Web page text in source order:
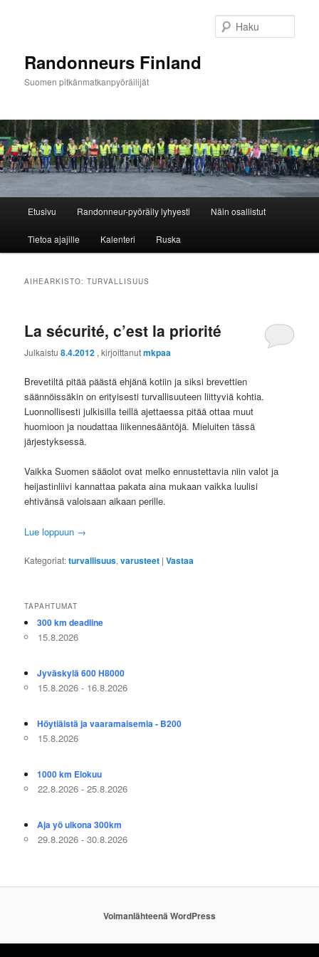
Randonneurs Finland
Suomen pitkänmatkanpyöräilijät
Etusivu Randonneur-pyöräily lyhyesti Näin osallistut
Tietoa ajajille Kalenteri Ruska
AIHEARKISTO:TURVALLISUUS
La sécurité, c’est la priorité
Julkaistu8.4.2012 , kirjoittanutmkpaa
Brevetiltä pitää päästä ehjänä kotiin ja siksi brevettien
säännöissäkin on erityisesti turvallisuuteen liittyviä kohtia.
Luonnollisesti julkisilla teillä ajettaessa pitää ottaa muut
huomioon ja noudattaa liikennesääntöjä. Mieluiten tässä
järjestyksessä.
Vaikka Suomen sääolot ovat melko ennustettavia niin valot ja
heijastinliivi kannattaa pakata aina mukaan vaikka luulisi
ehtivänsä valoisaan aikaan perille.
Lue loppuun →
Kategoriat:turvallisuus,varusteet |Vastaa
TAPAHTUMAT
300 km deadline
15.8.2026
Jyväskylä 600 H8000
15.8.2026 - 16.8.2026
Höytiäistä ja vaaramaisemia - B200
15.8.2026
1000 km Elokuu
22.8.2026 - 25.8.2026
Aja yö ulkona 300km
29.8.2026 - 30.8.2026
Voimanlähteenä WordPress